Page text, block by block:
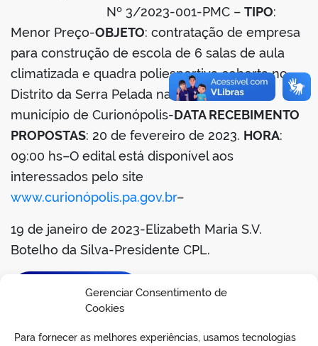
Gerenciar Consentimento de
Cookies
Para fornecer as melhores experiências, usamos tecnologias
Nº 3/2023-001-PMC – TIPO:
Menor Preço-OBJETO: contratação de empresa
para construção de escola de 6 salas de aula
climatizada e quadra poliesportiva coberta no
Distrito da Serra Pelada na zona rural do
município de Curionópolis-DATA RECEBIMENTO
PROPOSTAS: 20 de fevereiro de 2023. HORA:
09:00 hs–O edital está disponível aos
interessados pelo site
www.curionópolis.pa.gov.br–
19 de janeiro de 2023-Elizabeth Maria S.V.
Botelho da Silva-Presidente CPL.
BAIXAR EDITAL